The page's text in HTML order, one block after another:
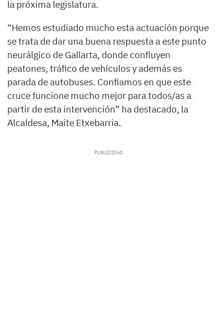
la próxima legislatura.
“Hemos estudiado mucho esta actuación porque
se trata de dar una buena respuesta a este punto
neurálgico de Gallarta, donde confluyen
peatones, tráfico de vehículos y además es
parada de autobuses. Confiamos en que este
cruce funcione mucho mejor para todos/as a
partir de esta intervención” ha destacado, la
Alcaldesa, Maite Etxebarria.